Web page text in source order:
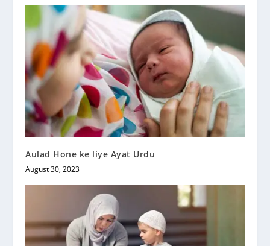
Aulad Hone ke liye Ayat Urdu
August 30, 2023